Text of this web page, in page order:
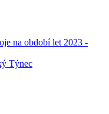
na období let 2023 -
Týnec